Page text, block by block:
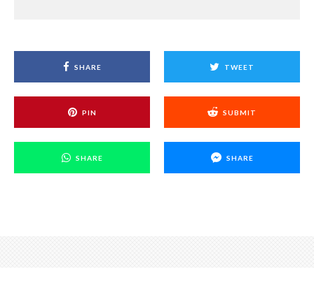
SHARE TWEET
PIN SUBMIT
SHARE SHARE